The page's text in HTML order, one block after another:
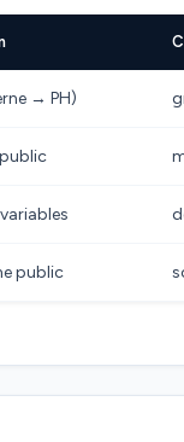
→ PH)
public